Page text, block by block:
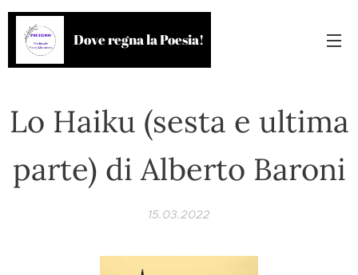
Dove regna la Poesia!
Lo Haiku (sesta e ultima
parte) di Alberto Baroni
15.03.2022